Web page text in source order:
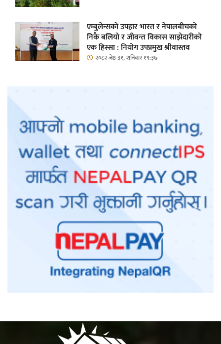
एम्बुलेन्सको उपहार भारत र नेपालबीचको
निकै बलियो र जीवन्त विकास साझेदारीको
एक हिस्सा : नियोग उपप्रमुख श्रीवास्तव
२०८२ जेष्ठ ३१, शनिबार १९:३७